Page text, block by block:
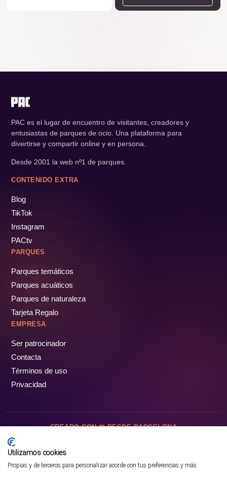
PAC es el lugar de encuentro de visitantes, creadores y
entusiastas de parques de ocio. Una plataforma para
divertirse y compartir online y en persona.
Desde 2001 la web nº1 de parques.
CONTENIDO EXTRA
Blog
TikTok
Instagram
PACtv
PARQUES
Parques temáticos
Parques acuáticos
Parques de naturaleza
Tarjeta Regalo
EMPRESA
Ser patrocinador
Contacta
Términos de uso
Privacidad
CREADO CON DESDE BARCELONA
Utilizamos cookies
Propias y de terceros para personalizar acorde con tus preferencias y más